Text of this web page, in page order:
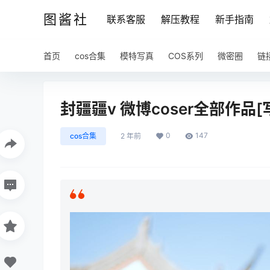
图酱社 联系客服 解压教程 新手指南
首页 cos合集 模特写真 COS系列 微密圈 链
封疆疆v 微博coser全部作品
cos合集 2 年前 0 147